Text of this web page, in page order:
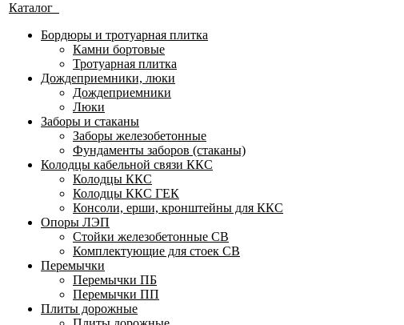
Каталог
Бордюры и тротуарная плитка
Камни бортовые
Тротуарная плитка
Дождеприемники, люки
Дождеприемники
Люки
Заборы и стаканы
Заборы железобетонные
Фундаменты заборов (стаканы)
Колодцы кабельной связи ККС
Колодцы ККС
Колодцы ККС ГЕК
Консоли, ерши, кронштейны для ККС
Опоры ЛЭП
Стойки железобетонные СВ
Комплектующие для стоек СВ
Перемычки
Перемычки ПБ
Перемычки ПП
Плиты дорожные